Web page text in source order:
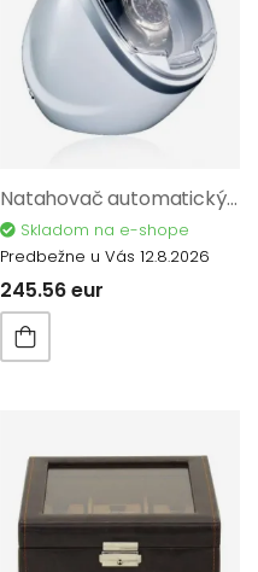
Natahovač automatických hodinek Basel 70005/63
Skladom na e-shope
Predbežne u Vás 12.8.2026
245.56 eur